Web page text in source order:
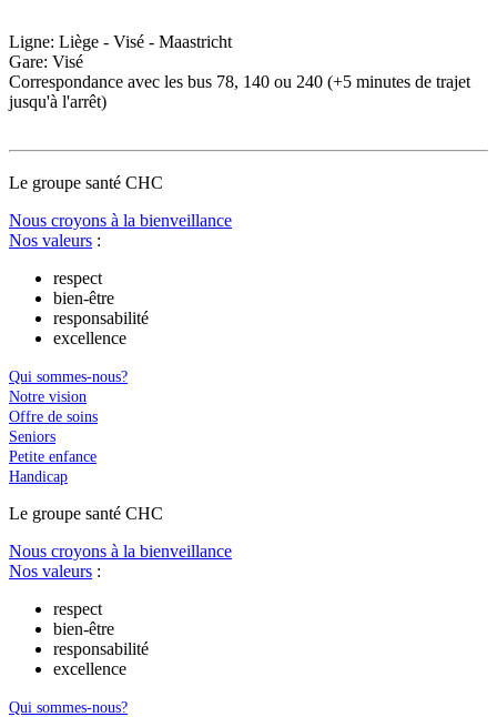
Ligne: Liège - Visé - Maastricht
Gare: Visé
Correspondance avec les bus 78, 140 ou 240 (+5 minutes de trajet
jusqu'à l'arrêt)
Le groupe santé CHC
Nous croyons à la bienveillance
Nos valeurs :
respect
bien-être
responsabilité
excellence
Qui sommes-nous?
Notre vision
Offre de soins
Seniors
Petite enfance
Handicap
Le groupe santé CHC
Nous croyons à la bienveillance
Nos valeurs :
respect
bien-être
responsabilité
excellence
Qui sommes-nous?